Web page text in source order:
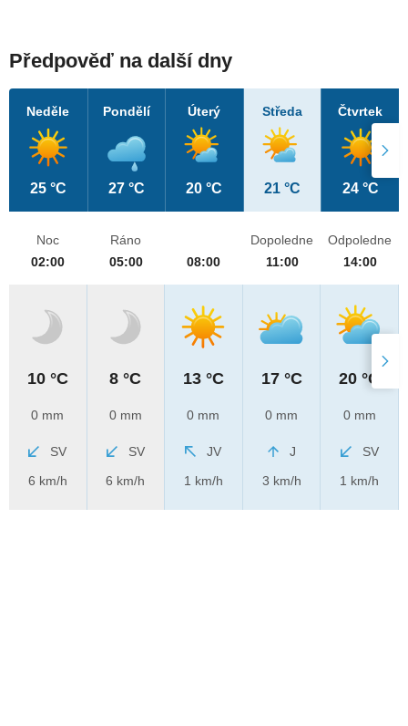
Předpověď na další dny
Neděle
25 °C
Pondělí
27 °C
Úterý
20 °C
Středa
21 °C
Čtvrtek
24 °C
Noc
02:00
10 °C
0 mm
SV
6 km/h
Ráno
05:00
8 °C
0 mm
SV
6 km/h
08:00
13 °C
0 mm
JV
1 km/h
Dopoledne
11:00
17 °C
0 mm
J
3 km/h
Odpoledne
14:00
20 °C
0 mm
SV
1 km/h